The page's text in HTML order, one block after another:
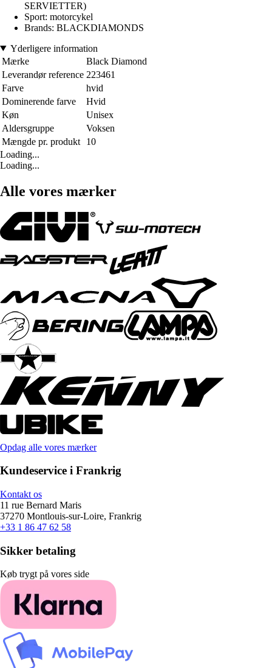
SERVIETTER)
Sport: motorcykel
Brands: BLACKDIAMONDS
Yderligere information
Mærke
Black Diamond
Leverandør reference 223461
Farve
hvid
Dominerende farve
Hvid
Køn
Unisex
Aldersgruppe
Voksen
Mængde pr. produkt
10
Loading...
Loading...
Alle vores mærker
Opdag alle vores mærker
Kundeservice i Frankrig
Kontakt os
11 rue Bernard Maris
37270 Montlouis-sur-Loire, Frankrig
+33 1 86 47 62 58
Sikker betaling
Køb trygt på vores side